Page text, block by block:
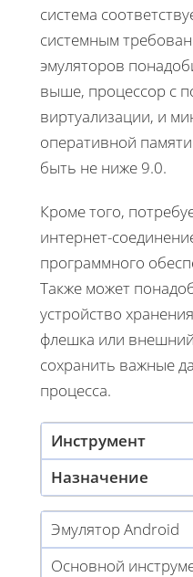
система
системным
эмуляторов
выше, процессор с
виртуализации, и
оперативной
быть не ниже 9.0.
Кроме того,
интернет-
программного
Также может
устройство
флешка или
сохранить важные
процесса.
Инструмент
Назначение
Эмулятор Android
Основной